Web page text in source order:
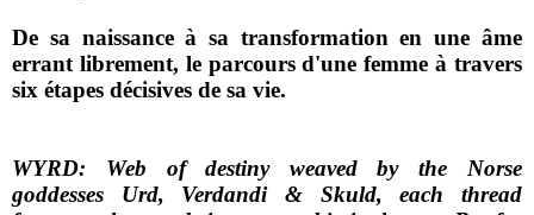
De sa naissance à sa transformation en une âme
errant librement, le parcours d'une femme à travers
six étapes décisives de sa vie.
WYRD: Web of destiny weaved by the Norse
goddesses Urd, Verdandi & Skuld, each thread